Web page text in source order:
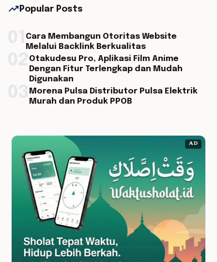
trending_up Popular Posts
Cara Membangun Otoritas Website
Melalui Backlink Berkualitas
Otakudesu Pro, Aplikasi Film Anime
Dengan Fitur Terlengkap dan Mudah
Digunakan
Morena Pulsa Distributor Pulsa Elektrik
Murah dan Produk PPOB
AD